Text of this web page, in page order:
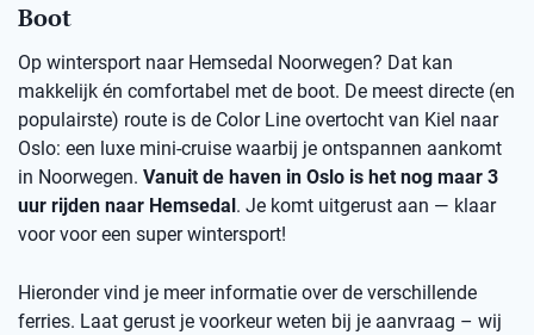
Boot
Op wintersport naar Hemsedal Noorwegen? Dat kan
makkelijk én comfortabel met de boot. De meest directe (en
populairste) route is de Color Line overtocht van Kiel naar
Oslo: een luxe mini-cruise waarbij je ontspannen aankomt
in Noorwegen. Vanuit de haven in Oslo is het nog maar 3
uur rijden naar Hemsedal. Je komt uitgerust aan — klaar
voor voor een super wintersport!
Hieronder vind je meer informatie over de verschillende
ferries. Laat gerust je voorkeur weten bij je aanvraag – wij